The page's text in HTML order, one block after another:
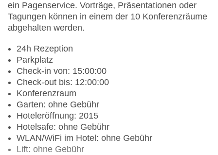
ein Pagenservice. Vorträge, Präsentationen oder
Tagungen können in einem der 10 Konferenzräume
abgehalten werden.
24h Rezeption
Parkplatz
Check-in von: 15:00:00
Check-out bis: 12:00:00
Konferenzraum
Garten: ohne Gebühr
Hoteleröffnung: 2015
Hotelsafe: ohne Gebühr
WLAN/WiFi im Hotel: ohne Gebühr
Lift: ohne Gebühr